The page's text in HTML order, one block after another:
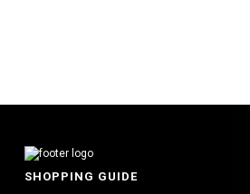
SHOPPING GUIDE